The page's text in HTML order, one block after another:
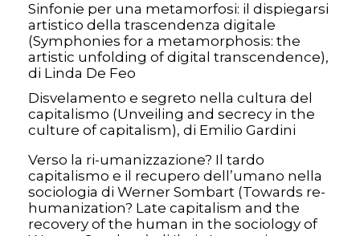
Sinfonie per una metamorfosi: il dispiegarsi
artistico della trascendenza digitale
(Symphonies for a metamorphosis: the
artistic unfolding of digital transcendence),
di Linda De Feo
Disvelamento e segreto nella cultura del
capitalismo (Unveiling and secrecy in the
culture of capitalism), di Emilio Gardini
Verso la ri-umanizzazione? Il tardo
capitalismo e il recupero dell’umano nella
sociologia di Werner Sombart (Towards re-
humanization? Late capitalism and the
recovery of the human in the sociology of